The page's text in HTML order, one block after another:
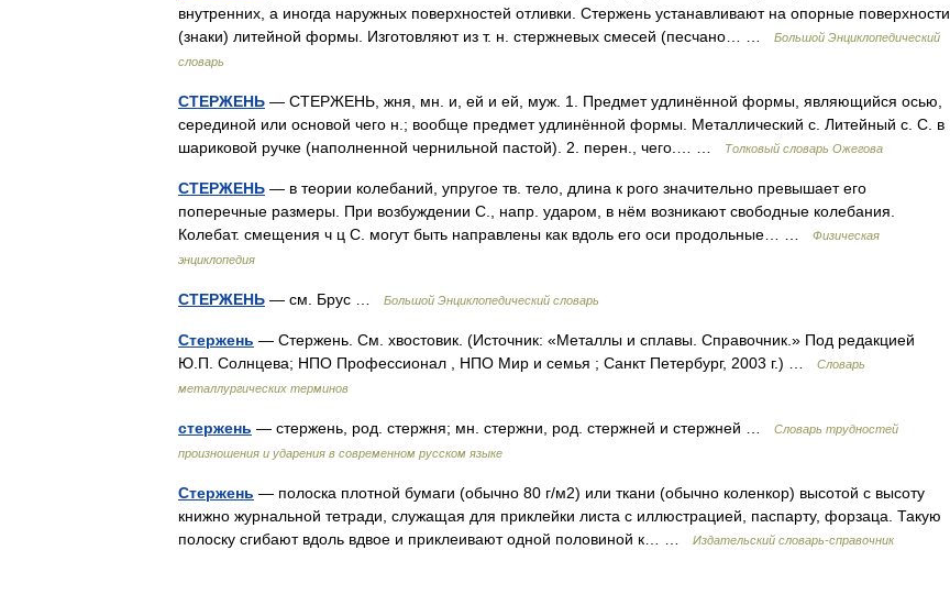
внутренних, а иногда наружных поверхностей отливки. Стержень устанавливают на опорные поверхности
(знаки) литейной формы. Изготовляют из т. н. стержневых смесей (песчано… …
Большой Энциклопедический
словарь
СТЕРЖЕНЬ — СТЕРЖЕНЬ, жня, мн. и, ей и ей, муж. 1. Предмет удлинённой формы, являющийся осью,
серединой или основой чего н.; вообще предмет удлинённой формы. Металлический с. Литейный с. С. в
шариковой ручке (наполненной чернильной пастой). 2. перен., чего.… …
Толковый словарь Ожегова
СТЕРЖЕНЬ — в теории колебаний, упругое тв. тело, длина к рого значительно превышает его
поперечные размеры. При возбуждении С., напр. ударом, в нём возникают свободные колебания.
Колебат. смещения ч ц С. могут быть направлены как вдоль его оси продольные… …
Физическая
энциклопедия
СТЕРЖЕНЬ — см. Брус … Большой Энциклопедический словарь
Стержень — Стержень. См. хвостовик. (Источник: «Металлы и сплавы. Справочник.» Под редакцией
Ю.П. Солнцева; НПО Профессионал , НПО Мир и семья ; Санкт Петербург, 2003 г.) …
Словарь
металлургических терминов
стержень — стержень, род. стержня; мн. стержни, род. стержней и стержней …
Словарь трудностей
произношения и ударения в современном русском языке
Стержень — полоска плотной бумаги (обычно 80 г/м2) или ткани (обычно коленкор) высотой с высоту
книжно журнальной тетради, служащая для приклейки листа с иллюстрацией, паспарту, форзаца. Такую
полоску сгибают вдоль вдвое и приклеивают одной половиной к… …
Издательский словарь-справочник